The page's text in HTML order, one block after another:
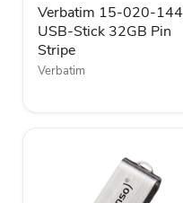
32GB
Pin
Stripe
Verbatim 15-020-144
USB-Stick 32GB Pin
Stripe
Verbatim